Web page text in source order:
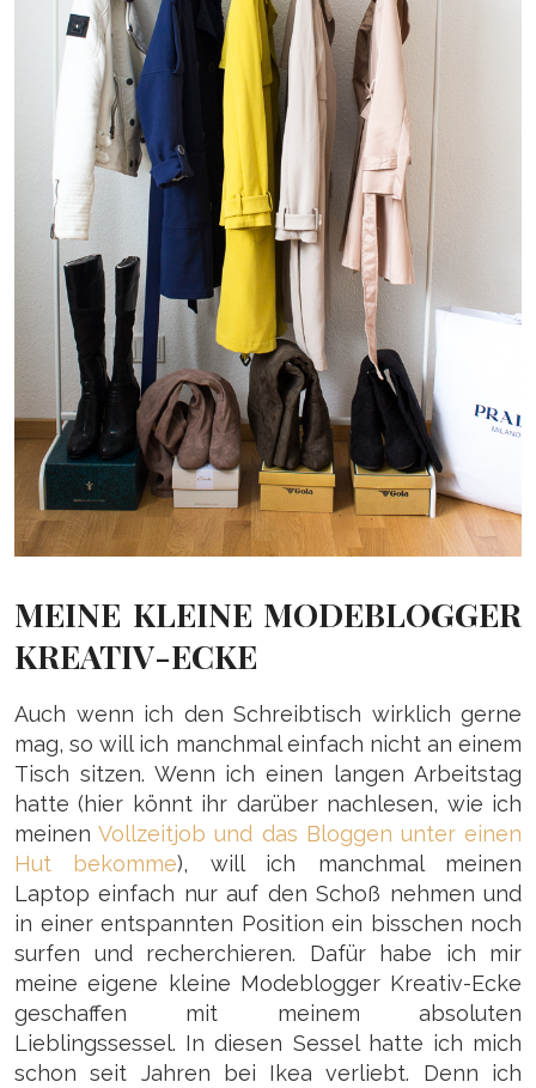
MEINE KLEINE MODEBLOGGER
KREATIV-ECKE
Auch wenn ich den Schreibtisch wirklich gerne
mag, so will ich manchmal einfach nicht an einem
Tisch sitzen. Wenn ich einen langen Arbeitstag
hatte (hier könnt ihr darüber nachlesen, wie ich
meinenVollzeitjob und das Bloggen unter einen
Hut bekomme), will ich manchmal meinen
Laptop einfach nur auf den Schoß nehmen und
in einer entspannten Position ein bisschen noch
surfen und recherchieren. Dafür habe ich mir
meine eigene kleine Modeblogger Kreativ-Ecke
geschaffen mit meinem absoluten
Lieblingssessel. In diesen Sessel hatte ich mich
schon seit Jahren bei Ikea verliebt. Denn ich